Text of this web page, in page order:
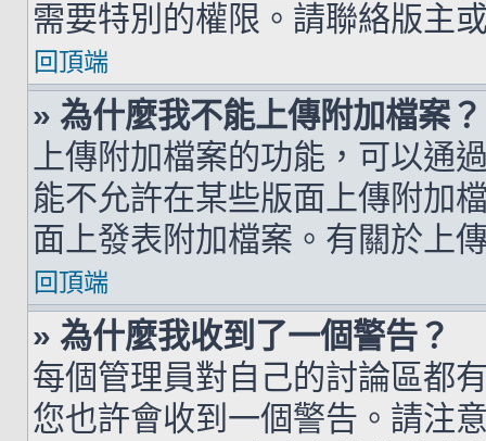
需要特別的權限。請聯絡版主
回頂端
» 為什麼我不能上傳附加檔案？
上傳附加檔案的功能，可以通
能不允許在某些版面上傳附加
面上發表附加檔案。有關於上
回頂端
» 為什麼我收到了一個警告？
每個管理員對自己的討論區都
您也許會收到一個警告。請注